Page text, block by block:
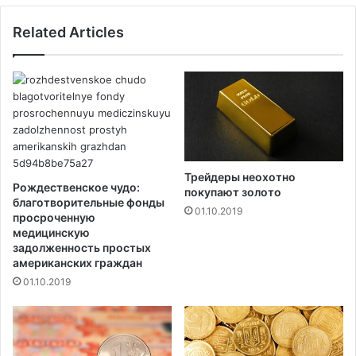
о
у
р
е
н
т
с
е
л
я
в
ш
и
е
в
Т
Ц
С
и
э
л
Related Articles
Рождественское чудо:
благотворительные фонды
просроченную
медицинскую
задолженность простых
американских граждан
01.10.2019
Трейдеры неохотно
покупают золото
01.10.2019